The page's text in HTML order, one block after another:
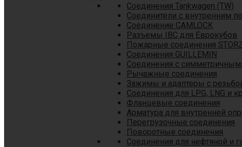
Соединения Tankwagen (TW)
Соединители с внутренним
Соединение CAMLOCK
Разъемы IBC для Еврокубов
Пожарные соединения
Соединения GUILLEMIN
Соединения с
Рычажные соединения
Зажимы и адаптеры с
Соединения для LPG, LNG и
Фланцевые соединения
Арматура для внутренней
Перегрузочные соединения
Поворотные соединения
Соединения для нефтяной и